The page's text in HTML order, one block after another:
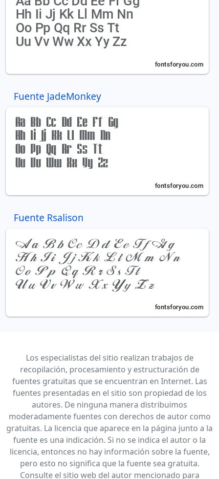
Fuente JadeMonkey
Fuente Rsalison
Los especialistas del sitio realizan trabajos de
recopilación, procesamiento y estructuración de
fuentes gratuitas que se encuentran en Internet. Las
fuentes presentadas en el sitio son propiedad de los
autores. De ninguna manera distribuimos
moderadamente fuentes con derechos de autor como
gratuitas. La licencia que aparece en la página junto a la
fuente es una indicación. Si no se indica el autor o la
licencia, entonces no hay información sobre la fuente,
pero esto no significa que la fuente sea gratuita.
Consulte el sitio web del autor mencionado para